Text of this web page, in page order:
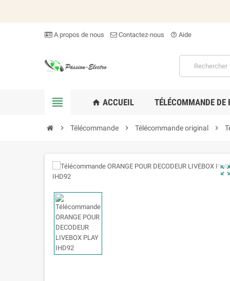
A propos de nous Contactez-nous help_outline Aide
 home ACCUEIL TÉLÉCOMMANDE DE
 Télécommande  Télécommande original 